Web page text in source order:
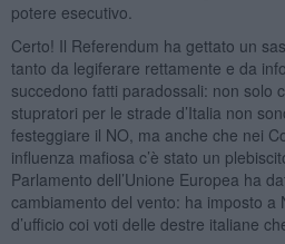
potere esecutivo.
Certo! Il Referendum ha gettato un
tanto da legiferare rettamente e da
succedono fatti paradossali: non solo
stupratori per le strade d’Italia non
festeggiare il NO, ma anche che nei
influenza mafiosa c’è stato un
Parlamento dell’Unione Europea ha
cambiamento del vento: ha imposto a
d’ufficio coi voti delle destre italiane